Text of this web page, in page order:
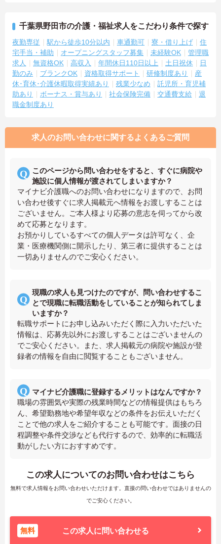
千葉県野田市の介護・福祉求人をこだわり条件で探す
夜勤専従 駅から徒歩10分以内 車通勤可 寮・借り上げ
住
宅手当・補助
オープニングスタッフ募集 未経験OK
管理職
求人
無資格OK 高収入 年間休日110日以上 土日祝休
日
勤のみ
ブランクOK 資格取得サポート 研修制度あり
産
休･育休･介護休暇取得実績あり
残業少なめ
託児所・育児補
助あり
ボーナス・賞与あり 社会保険完備 交通費支給
退
職金制度あり
求人のお問い合わせに関するよくあるご質問
このページから問い合わせをすると、すぐに病院や
施設に個人情報が渡されてしまいますか？
マイナビ介護職へのお問い合わせになりますので、お問
い合わせ後すぐに求人掲載元へ情報をお渡しすることは
ございません。ご本人様より応募の意志を伺ってから改
めて応募となります。
お預かりしているすべての個人データは許可なく、企
業・医療機関側に開示したり、第三者に提供することは
一切ありませんのでご安心ください。
現職の求人も見つけたのですが、問い合わせするこ
とで現職に転職活動をしていることが知られてしま
いますか？
転職サポートにお申し込みいただく際に入力いただいた
情報は、応募先以外にお渡しすることはございませんの
でご安心ください。また、求人掲載元の病院や施設が登
録者の情報を自由に閲覧することもございません。
マイナビ介護職に登録するメリットはなんですか？
職場の雰囲気や実際の残業時間などの情報提供はもちろ
ん、希望勤務地や希望年収などの条件をお伝えいただく
ことで他の求人をご紹介することも可能です。面接の日
程調整や条件交渉なども代行するので、効率的に転職活
動がしたい方におすすめです。
この求人についてのお問い合わせはこちら
無料で求人情報をお問い合わせいただけます。直接の問い合わせではありませんの
でご安心ください。
無料 この求人に問い合わせる